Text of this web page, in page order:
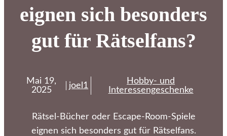
eignen sich besonders
gut für Rätselfans?
Mai 19,
2025
joel1
Hobby- und
Interessengeschenke
Rätsel-Bücher oder Escape-Room-Spiele
eignen sich besonders gut für Rätselfans.